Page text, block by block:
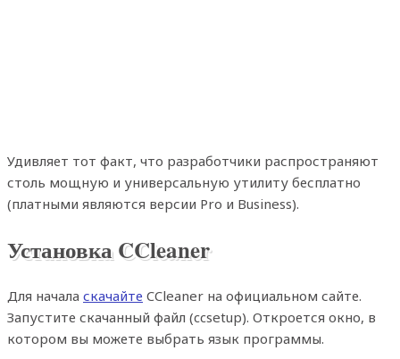
Удивляет тот факт, что разработчики распространяют
столь мощную и универсальную утилиту бесплатно
(платными являются версии Pro и Business).
УстановкаCCleaner
Для начала скачайте CCleaner на официальном сайте.
Запустите скачанный файл (ccsetup). Откроется окно, в
котором вы можете выбрать язык программы.